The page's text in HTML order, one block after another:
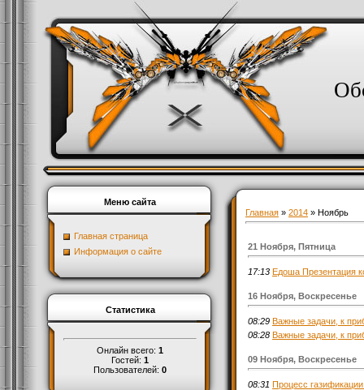
Меню сайта
Главная страница
Информация о сайте
Статистика
Онлайн всего: 1
Гостей: 1
Пользователей: 0
Главная » 2014 » Ноябрь
21 Ноября, Пятница
17:13 Едоша Презентация
16 Ноября, Воскресенье
08:29 Важные задачи, к
08:28 Важные задачи, к
09 Ноября, Воскресенье
08:31 Процесс